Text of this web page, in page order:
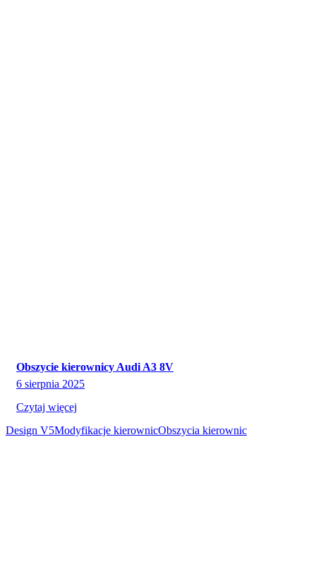
Obszycie kierownicy Audi A3 8V
6 sierpnia 2025
Czytaj więcej
Design V5Modyfikacje kierownicObszycia kierownic